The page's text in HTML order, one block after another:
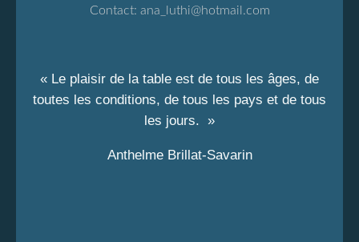
Contact: ana_luthi@hotmail.com
« Le plaisir de la table est de tous les âges, de
toutes les conditions, de tous les pays et de tous
les jours. »
Anthelme Brillat-Savarin